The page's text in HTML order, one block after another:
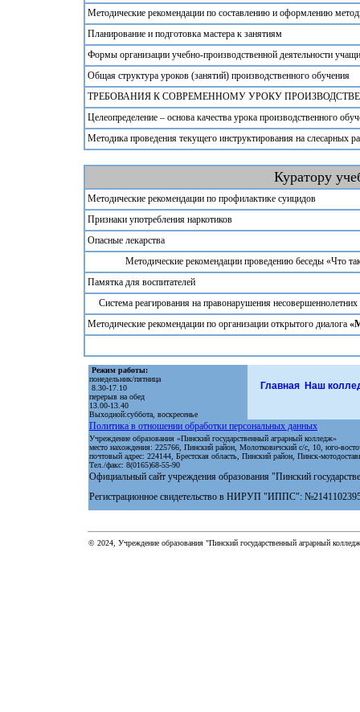
Методические рекомендации по составлению и оформлению
Планирование и подготовка мастера к занятиям
Формы организации учебно-производственной деятельности
Общая структура уроков (занятий) производственного обучения
ТРЕБОВАНИЯ К СОВРЕМЕННОМУ УРОКУ
Целеопределение – основа качества урока производственного
Методика проведения текущего инструктирования на слесарных
Куратору
Методические рекомендации по профилактике суицидов
Признаки употребления наркотиков
Опасные лекарства
Методические рекомендации проведению беседы «Что
Памятка для воспитателей
Система реагирования на правонарушения несовершеннолетних
Методические рекомендации по организации открытого диалога
Режим работы:
понедельник/пятница
8.30-17.10
перерыв на обед
13.00-13.40
Выходной:суббота, воскресенье
Главная Наш
Политика в отношении обработки персональных данных
Учреждение образования «Пинский государственный аграрный колледж»
место нахождения: 225766, Пинский район, Молотковичский с/с, 10, юго-
почтовый адрес: 224144, Брестская область, Пинский район, Пинск-
Тел./факс: 8(0165)68-55-90
Официальный сайт учреждения образования "Пинский
Регистрационное свидетельство в НИРУП "ИППС":
© 2024, Учреждение образования "Пинский государственный аграрный